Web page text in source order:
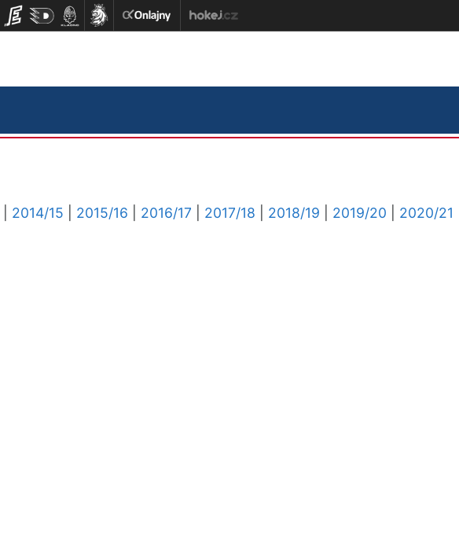
2014/15 2015/16 2016/17 2017/18 2018/19 2019/20
2020/21